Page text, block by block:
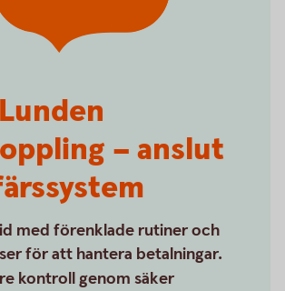
– anslut
med förenklade rutiner och
för att hantera betalningar.
kontroll genom säker